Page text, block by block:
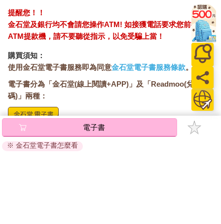
提醒您！！
金石堂及銀行均不會請您操作ATM! 如接獲電話要求您前往
ATM提款機，請不要聽從指示，以免受騙上當！
購買須知：
使用金石堂電子書服務即為同意金石堂電子書服務條款。
電子書分為「金石堂(線上閱讀+APP)」及「Readmoo(兌換
碼)」兩種：
將儲存於會員中心→電子書服務「我的e書櫃」，點選線上
閱讀直接開啟閱讀。
電子書
※ 金石堂電子書怎麼看